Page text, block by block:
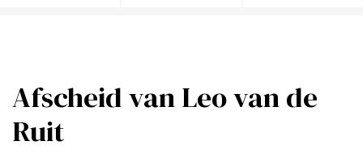
Afscheid van Leo van de
Ruit